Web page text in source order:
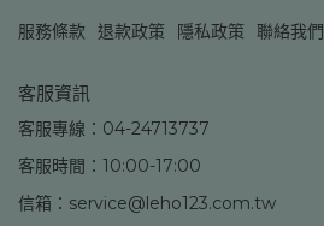
服務條款 退款政策 隱私政策 聯絡我們
客服資訊
客服專線：04-24713737
客服時間：10:00-17:00
信箱：service@leho123.com.tw